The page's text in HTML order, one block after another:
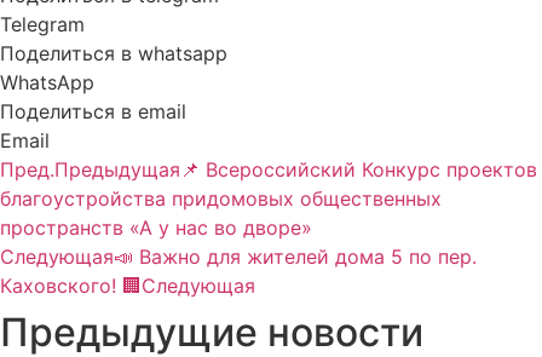
Telegram
Поделиться в whatsapp
WhatsApp
Поделиться в email
Email
Пред.Предыдущая 📌 Всероссийский Конкурс проектов
благоустройства придомовых общественных
пространств «А у нас во дворе»
Следующая📣 Важно для жителей дома 5 по пер.
Каховского! 🏢Следующая
Предыдущие новости